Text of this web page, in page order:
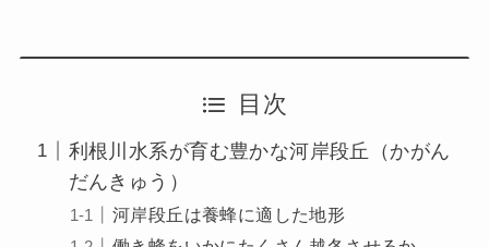
目次
利根川水系が育む豊かな河岸段丘（かがん
だんきゅう）
河岸段丘は養蜂に適した地形